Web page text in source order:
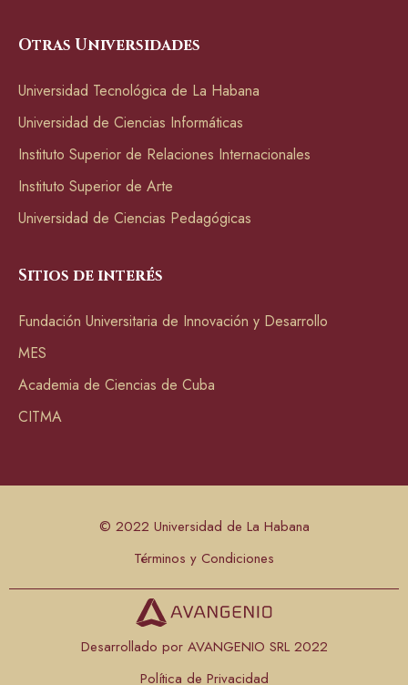
Otras Universidades
Universidad Tecnológica de La Habana
Universidad de Ciencias Informáticas
Instituto Superior de Relaciones Internacionales
Instituto Superior de Arte
Universidad de Ciencias Pedagógicas
Sitios de interés
Fundación Universitaria de Innovación y Desarrollo
MES
Academia de Ciencias de Cuba
CITMA
© 2022 Universidad de La Habana
Términos y Condiciones
Desarrollado por AVANGENIO SRL 2022
Política de Privacidad